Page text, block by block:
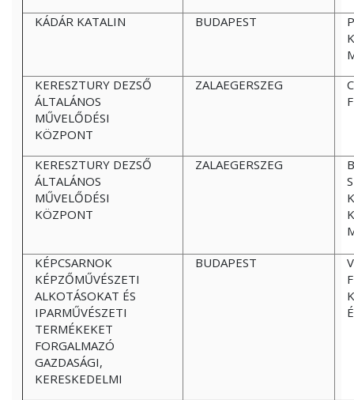
KÁDÁR KATALIN
BUDAPEST
KERESZTURY DEZSŐ
ÁLTALÁNOS
MŰVELŐDÉSI
KÖZPONT
ZALAEGERSZEG
KERESZTURY DEZSŐ
ÁLTALÁNOS
MŰVELŐDÉSI
KÖZPONT
ZALAEGERSZEG
KÉPCSARNOK
KÉPZŐMŰVÉSZETI
ALKOTÁSOKAT ÉS
IPARMŰVÉSZETI
TERMÉKEKET
FORGALMAZÓ
GAZDASÁGI,
KERESKEDELMI
BUDAPEST